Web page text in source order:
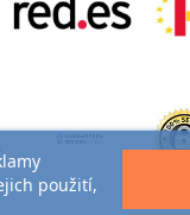
použití,